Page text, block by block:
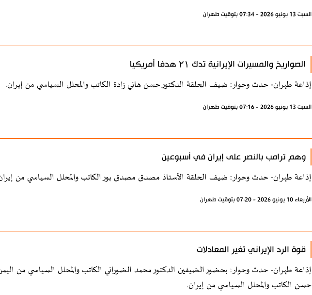
السبت 13 يونيو 2026 - 07:34 بتوقيت طهران
الصواريخ والمسيرات الإيرانية تدك ۲۱ هدفا أمريكيا
إذاعة طهران- حدث وحوار: ضيف الحلقة الدكتور حسن هاني زادة الكاتب والمحلل السياسي من إيران.
السبت 13 يونيو 2026 - 07:16 بتوقيت طهران
وهم ترامب بالنصر على إيران في أسبوعين
إذاعة طهران- حدث وحوار: ضيف الحلقة الأستاذ مصدق مصدق بور الكاتب والمحلل السياسي من
الأربعاء 10 يونيو 2026 - 07:20 بتوقيت طهران
قوة الرد الإيراني تغير المعادلات
إذاعة طهران- حدث وحوار: بحضور الضيفين الدكتور محمد الضوراني الكاتب والمحلل السياسي من
حسن الكاتب والمحلل السياسي من إيران.